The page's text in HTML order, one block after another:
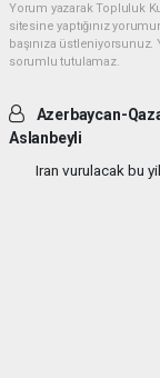
Yorum yazarak Topluluk
sitesine yaptığınız
başınıza
sorumlu tutulamaz.
Azerbaycan-
Aslanbeyli
Iran vurulacak bu